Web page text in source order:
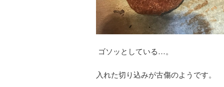
ゴソッとしている…。
入れた切り込みが古傷のようです。